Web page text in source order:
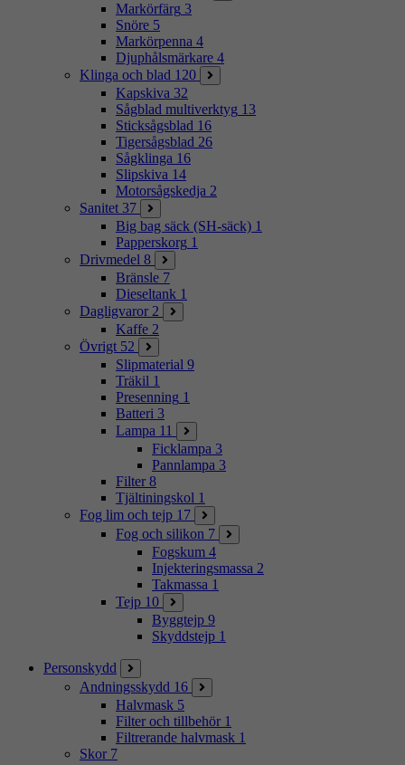
Markörfärg 3
Snöre 5
Markörpenna 4
Djuphålsmärkare 4
Klinga och blad 120
Kapskiva 32
Sågblad multiverktyg 13
Sticksågsblad 16
Tigersågsblad 26
Sågklinga 16
Slipskiva 14
Motorsågskedja 2
Sanitet 37
Big bag säck (SH-säck) 1
Papperskorg 1
Drivmedel 8
Bränsle 7
Dieseltank 1
Dagligvaror 2
Kaffe 2
Övrigt 52
Slipmaterial 9
Träkil 1
Presenning 1
Batteri 3
Lampa 11
Ficklampa 3
Pannlampa 3
Filter 8
Tjältiningskol 1
Fog lim och tejp 17
Fog och silikon 7
Fogskum 4
Injekteringsmassa 2
Takmassa 1
Tejp 10
Byggtejp 9
Skyddstejp 1
Personskydd
Andningsskydd 16
Halvmask 5
Filter och tillbehör 1
Filtrerande halvmask 1
Skor 7